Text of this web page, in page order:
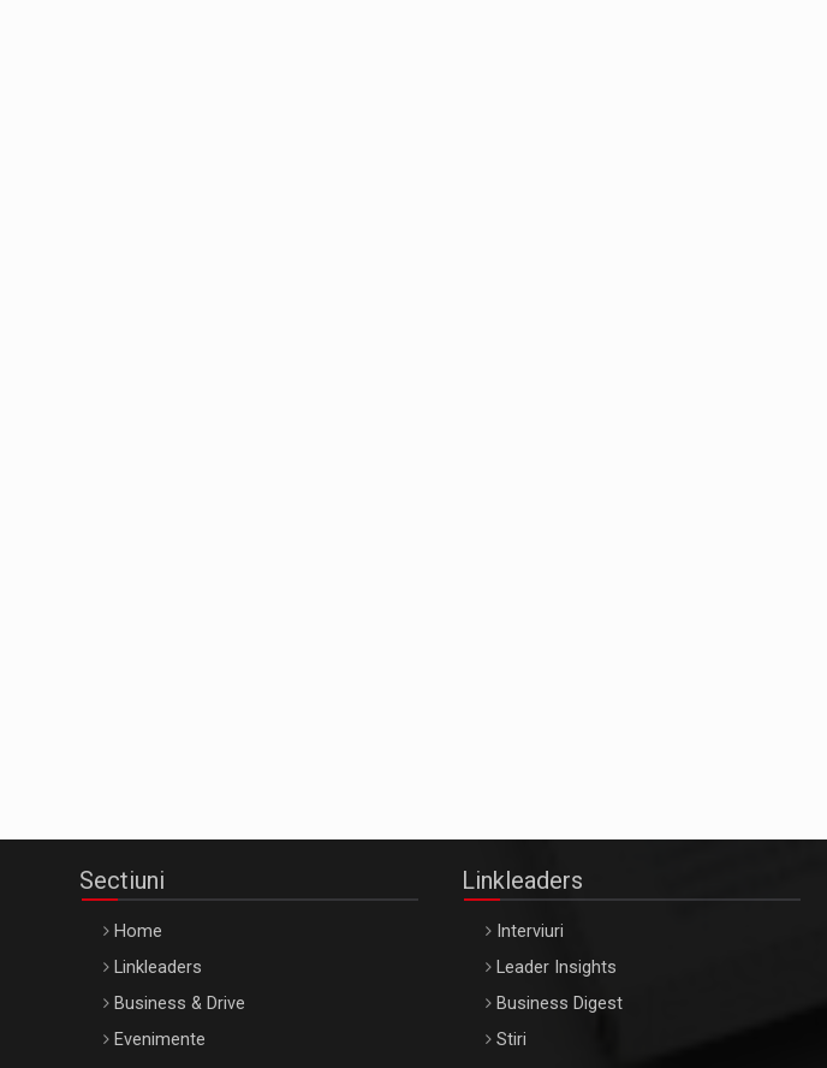
Sectiuni
Home
Linkleaders
Business & Drive
Evenimente
Linkleaders
Interviuri
Leader Insights
Business Digest
Stiri